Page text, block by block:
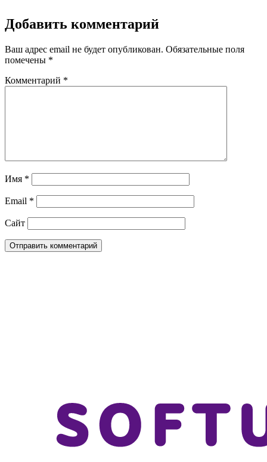
Добавить комментарий
Ваш адрес email не будет опубликован. Обязательные поля
помечены *
Комментарий *
Имя *
Email *
Сайт